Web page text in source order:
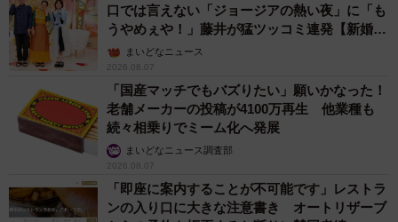
口では言えない「ジョージアの熱い夜」に「も
うやめぇや！」藤井が猛ツッコミ連発【新婚さ
ん】まいどなニュース
2026.08.07
「国産マッチでもバズりたい」願いかなった！
老舗メーカーの投稿が4100万再生 他業種も
続々相乗りでミーム化へ発展
まいどなニュース調査部
2026.08.07
「即座に案内することが不可能です」レストラ
ンの入り口に大きな注意書き オートリザーブ